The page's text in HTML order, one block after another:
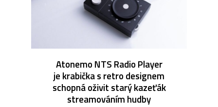
Atonemo NTS Radio Player
je krabička s retro designem
schopná oživit starý kazeťák
streamováním hudby